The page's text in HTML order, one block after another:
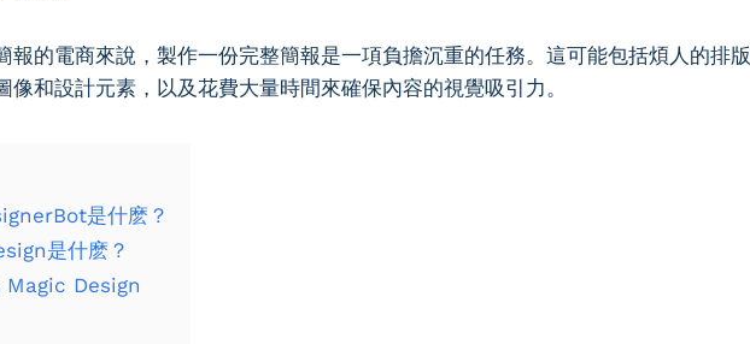
報的電商來說，製作一份完整簡報是一項負擔沉重的任務。這可能包括煩人的排版
像和設計元素，以及花費大量時間來確保內容的視覺吸引力。
是什麽？
是什麽？
Design